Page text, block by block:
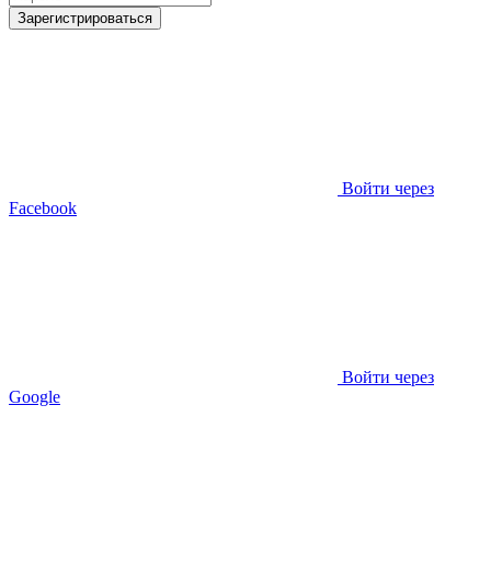
Зарегистрироваться
Войти через
Facebook
Войти через
Google